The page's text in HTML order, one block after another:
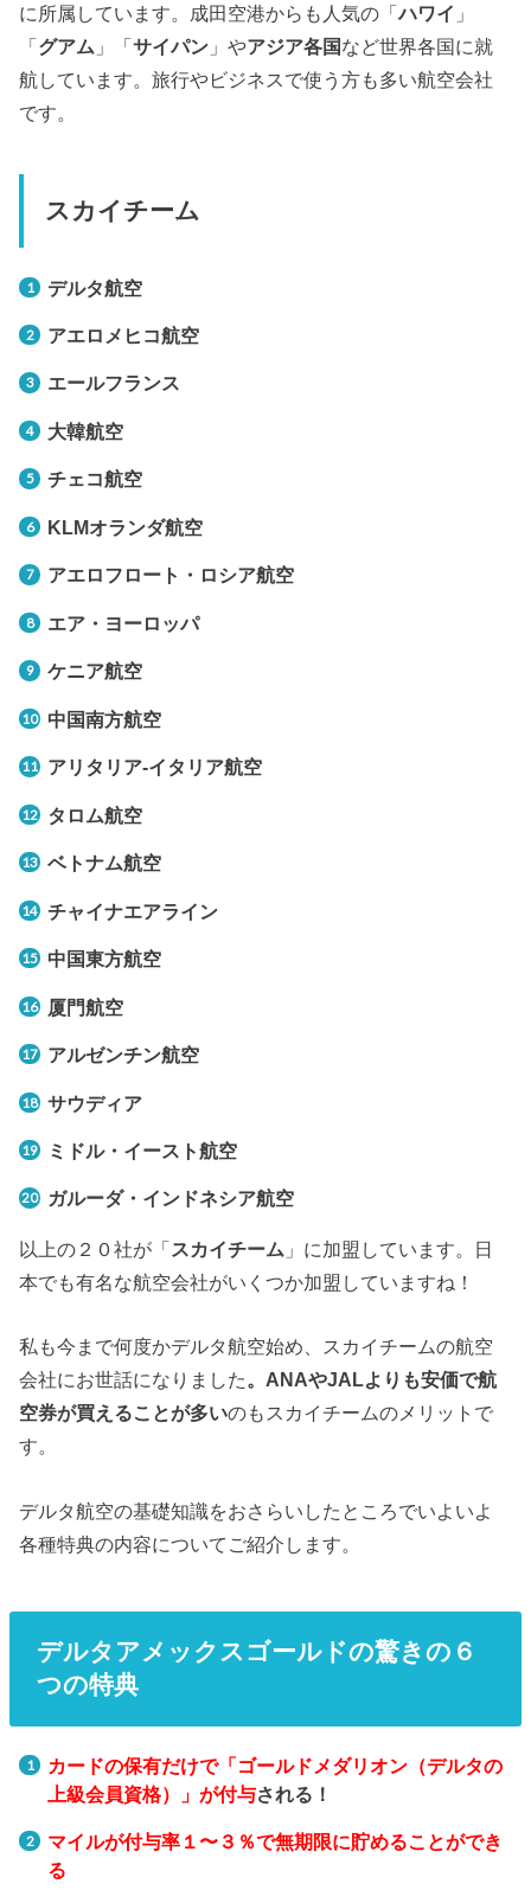
に所属しています。成田空港からも人気の「ハワイ 」
「グアム 」「サイパン 」やアジア各国など世界各国に就
航しています。旅行やビジネスで使う方も多い航空会社
です。
スカイチーム
デルタ航空
アエロメヒコ航空
エールフランス
大韓航空
チェコ航空
KLMオランダ航空
アエロフロート・ロシア航空
エア・ヨーロッパ
ケニア航空
中国南方航空
アリタリア-イタリア航空
タロム航空
ベトナム航空
チャイナエアライン
中国東方航空
厦門航空
アルゼンチン航空
サウディア
ミドル・イースト航空
ガルーダ・インドネシア航空
以上の２０社が「スカイチーム 」に加盟しています。日
本でも有名な航空会社がいくつか加盟していますね！
私も今まで何度かデルタ航空始め、スカイチームの航空
会社にお世話になりました。ANAやJALよりも安価で航
空券が買えることが多いのもスカイチームのメリットで
す。
デルタ航空の基礎知識をおさらいしたところでいよいよ
各種特典の内容についてご紹介します。
デルタアメックスゴールドの驚きの６
つの特典
カードの保有だけで「ゴールドメダリオン（デルタの
上級会員資格）」が付与される！
マイルが付与率１〜３％で無期限に貯めることができ
る